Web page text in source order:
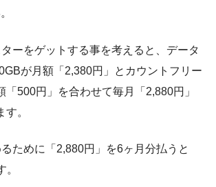
ーをゲットする事を考えると、データ
が月額「2,380円」とカウントフリー
「500円」を合わせて毎月「2,880円」
。
ために「2,880円」を6ヶ月分払うと
。